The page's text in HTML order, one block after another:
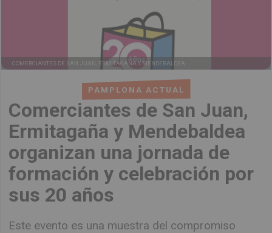
PAMPLONA ACTUAL
Comerciantes de San Juan,
Ermitagaña y Mendebaldea
organizan una jornada de
formación y celebración por
sus 20 años
Este evento es una muestra del compromiso
COMERCIANTES DE SAN JUAN, ERMITAGAÑA Y MENDEBALDEA